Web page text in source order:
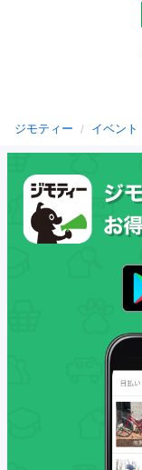
ジモティー イベント